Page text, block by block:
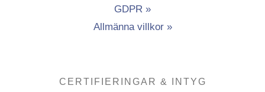
GDPR »
Allmänna villkor »
CERTIFIERINGAR & INTYG